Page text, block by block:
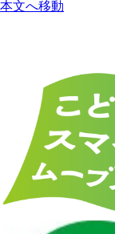
本文へ移動